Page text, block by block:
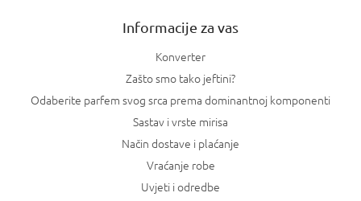
Informacije za vas
Konverter
Zašto smo tako jeftini?
Odaberite parfem svog srca prema dominantnoj komponenti
Sastav i vrste mirisa
Način dostave i plaćanje
Vraćanje robe
Uvjeti i odredbe